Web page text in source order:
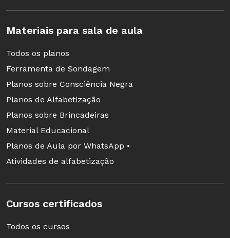
Materiais para sala de aula
Todos os planos
Ferramenta de Sondagem
Planos sobre Consciência Negra
Planos de Alfabetização
Planos sobre Brincadeiras
Material Educacional
Planos de Aula por WhatsApp •
Atividades de alfabetização
Cursos certificados
Todos os cursos